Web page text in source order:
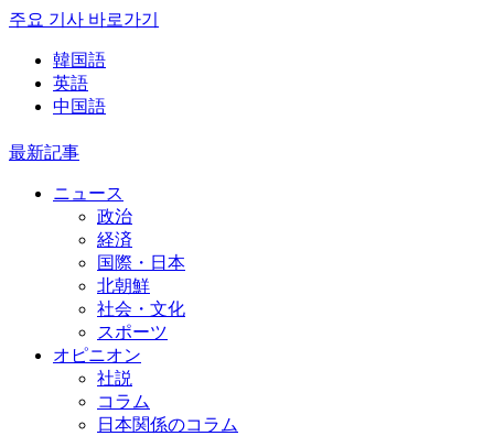
주요 기사 바로가기
韓国語
英語
中国語
最新記事
ニュース
政治
経済
国際・日本
北朝鮮
社会・文化
スポーツ
オピニオン
社説
コラム
日本関係のコラム